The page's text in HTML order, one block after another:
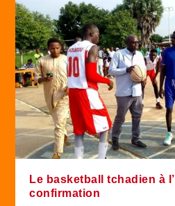
Le basketball tchadien à
confirmation